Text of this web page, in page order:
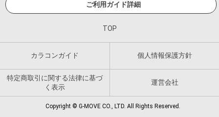
ご利用ガイド詳細
TOP
カラコンガイド 個人情報保護方針
特定商取引に関する法律に基づ
く表示
運営会社
Copyright © G-MOVE CO., LTD. All Rights Reserved.